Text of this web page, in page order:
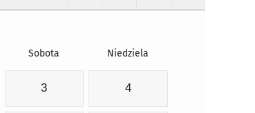
Sobota Niedziela
3 4